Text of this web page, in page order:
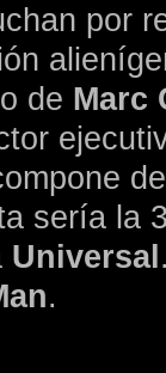
por
de Marc
sería la
Universal
.